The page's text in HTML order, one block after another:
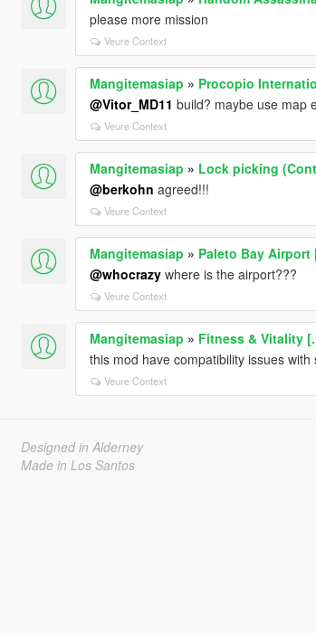
please more mission
Veure Context
Mangitemasiap » Procopio
@Vitor_MD11 build? maybe use map
Veure Context
Mangitemasiap » Lock picking
@berkohn agreed!!!
Veure Context
Mangitemasiap » Paleto Bay Airport
@whocrazywhere is the airport???
Veure Context
Mangitemasiap » Fitness & Vitality
this mod have compatibility issues
Veure Context
Designed in Alderney
Made in Los Santos